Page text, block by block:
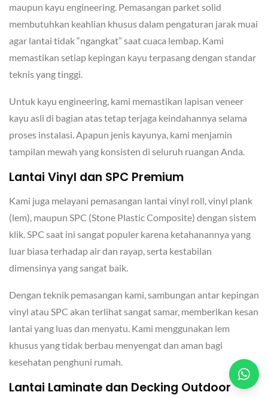
maupun kayu engineering. Pemasangan parket solid
membutuhkan keahlian khusus dalam pengaturan jarak muai
agar lantai tidak “ngangkat” saat cuaca lembap. Kami
memastikan setiap kepingan kayu terpasang dengan standar
teknis yang tinggi.
Untuk kayu engineering, kami memastikan lapisan veneer
kayu asli di bagian atas tetap terjaga keindahannya selama
proses instalasi. Apapun jenis kayunya, kami menjamin
tampilan mewah yang konsisten di seluruh ruangan Anda.
Lantai Vinyl dan SPC Premium
Kami juga melayani pemasangan lantai vinyl roll, vinyl plank
(lem), maupun SPC (Stone Plastic Composite) dengan sistem
klik. SPC saat ini sangat populer karena ketahanannya yang
luar biasa terhadap air dan rayap, serta kestabilan
dimensinya yang sangat baik.
Dengan teknik pemasangan kami, sambungan antar kepingan
vinyl atau SPC akan terlihat sangat samar, memberikan kesan
lantai yang luas dan menyatu. Kami menggunakan lem
khusus yang tidak berbau menyengat dan aman bagi
kesehatan penghuni rumah.
Lantai Laminate dan Decking Outdoor